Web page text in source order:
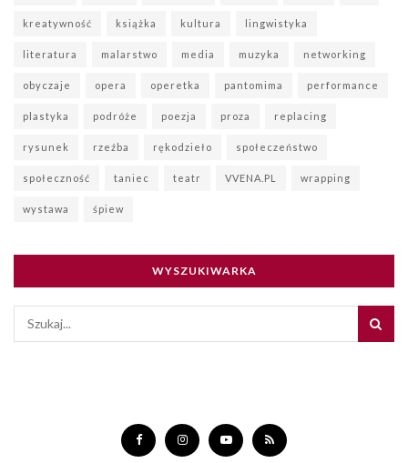
kreatywność książka kultura lingwistyka
literatura malarstwo media muzyka networking
obyczaje opera operetka pantomima performance
plastyka podróże poezja proza replacing
rysunek rzeźba rękodzieło społeczeństwo
społeczność taniec teatr VVENA.PL wrapping
wystawa śpiew
WYSZUKIWARKA